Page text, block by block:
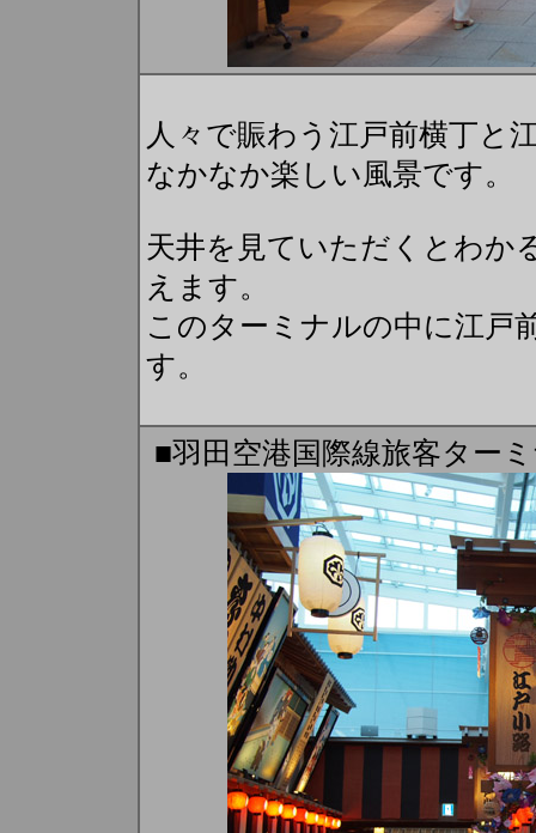
人々で賑わう江戸前横丁と
なかなか楽しい風景です。
天井を見ていただくとわか
えます。
このターミナルの中に江戸
す。
■羽田空港国際線旅客ター